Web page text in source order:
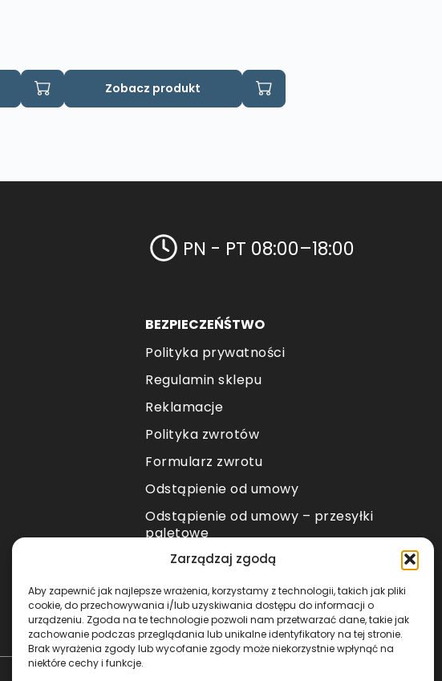
Zarządzaj zgodą
Aby zapewnić jak najlepsze wrażenia, korzystamy z technologii, takich jak pliki
cookie, do przechowywania i/lub uzyskiwania dostępu do informacji o
urządzeniu. Zgoda na te technologie pozwoli nam przetwarzać dane, takie jak
zachowanie podczas przeglądania lub unikalne identyfikatory na tej stronie.
Brak wyrażenia zgody lub wycofanie zgody może niekorzystnie wpłynąć na
niektóre cechy i funkcje.
Zobacz produkt
PN - PT 08:00–18:00
BEZPIECZEŃŚTWO
Polityka prywatności
Regulamin sklepu
Reklamacje
Polityka zwrotów
Formularz zwrotu
Odstąpienie od umowy
Odstąpienie od umowy – przesyłki
paletowe
METODY PŁATNOŚCI